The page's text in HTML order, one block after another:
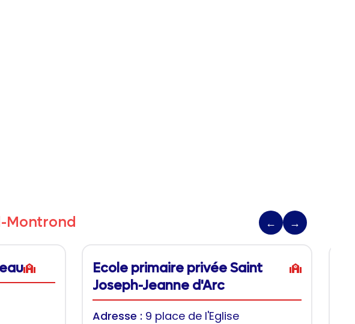
Montrond ← →
Ecole primaire privée Saint
Joseph-Jeanne d'Arc
Adresse : 9 place de l'Eglise